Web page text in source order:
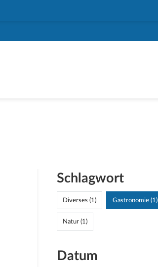
Link)
Schlagwort
Diverses (1) Gastronomie (1)
Natur (1)
Datum